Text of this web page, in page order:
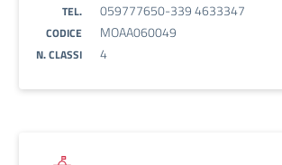
TEL. 059777650-339 4633347
CODICE MOAA060049
N. CLASSI 4